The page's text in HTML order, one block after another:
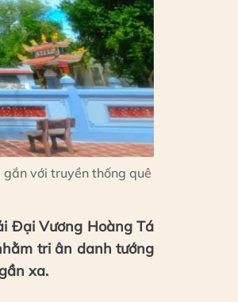
với truyền thống quê
Đại Vương Hoàng Tá
tri ân danh tướng
xa.